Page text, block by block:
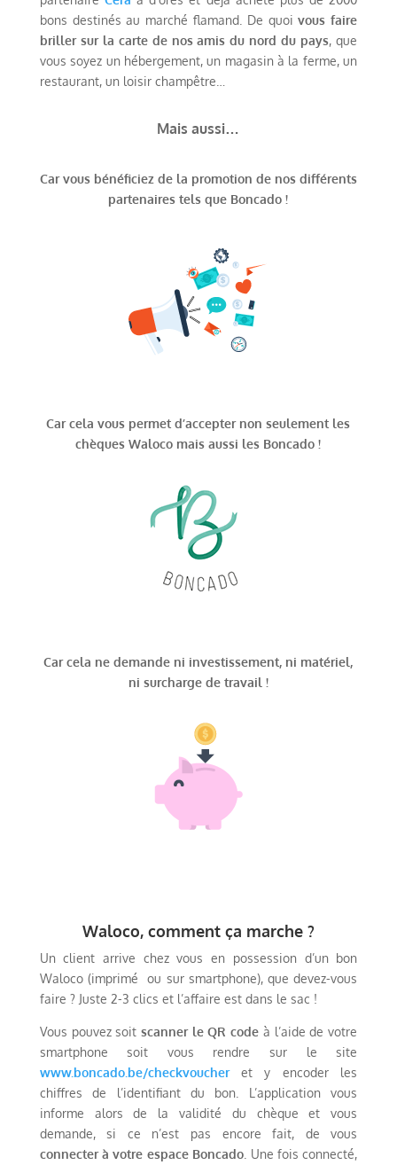
bons destinés au marché flamand. De quoivous faire
briller sur la carte de nos amis du nord du pays, que
vous soyez un hébergement, un magasin à la ferme, un
restaurant, un loisir champêtre…
Mais aussi…
Car vous bénéficiez de la promotion de nos différents
partenaires tels que Boncado !
Car cela vous permet d’accepter non seulement les
chèques Waloco mais aussi les Boncado !
Car cela ne demande ni investissement, ni matériel,
ni surcharge de travail !
Waloco, comment ça marche ?
Un client arrive chez vous en possession d’un bon
Waloco (imprimé ou sur smartphone), que devez-vous
faire ? Juste 2-3 clics et l’affaire est dans le sac !
Vous pouvez soitscanner le QR code à l’aide de votre
smartphone soit vous rendre sur le site
www.boncado.be/checkvoucheret y encoder les
chiffres de l’identifiant du bon. L’application vous
informe alors de la validité du chèque et vous
demande, si ce n’est pas encore fait, de vous
connecter à votre espace Boncado . Une fois connecté,